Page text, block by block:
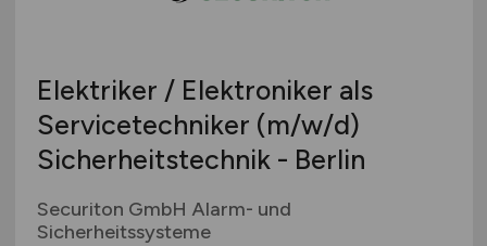
Elektriker / Elektroniker als
Servicetechniker (m/w/d)
Sicherheitstechnik - Berlin
Securiton GmbH Alarm- und
Sicherheitssysteme